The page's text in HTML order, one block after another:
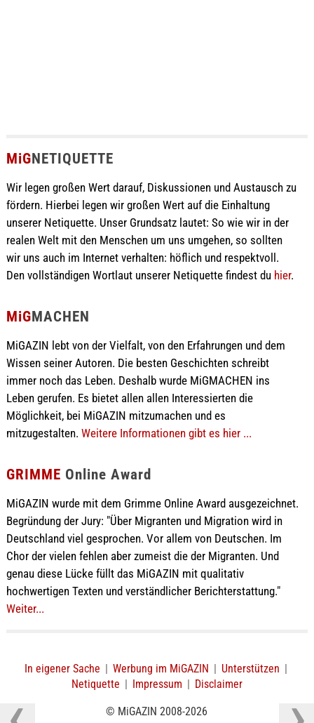
MiGNETIQUETTE
Wir legen großen Wert darauf, Diskussionen und Austausch zu
fördern. Hierbei legen wir großen Wert auf die Einhaltung
unserer Netiquette. Unser Grundsatz lautet: So wie wir in der
realen Welt mit den Menschen um uns umgehen, so sollten
wir uns auch im Internet verhalten: höflich und respektvoll.
Den vollständigen Wortlaut unserer Netiquette findest du hier.
MiGMACHEN
MiGAZIN lebt von der Vielfalt, von den Erfahrungen und dem
Wissen seiner Autoren. Die besten Geschichten schreibt
immer noch das Leben. Deshalb wurde MiGMACHEN ins
Leben gerufen. Es bietet allen allen Interessierten die
Möglichkeit, bei MiGAZIN mitzumachen und es
mitzugestalten. Weitere Informationen gibt es hier ...
GRIMME Online Award
MiGAZIN wurde mit dem Grimme Online Award ausgezeichnet.
Begründung der Jury: "Über Migranten und Migration wird in
Deutschland viel gesprochen. Vor allem von Deutschen. Im
Chor der vielen fehlen aber zumeist die der Migranten. Und
genau diese Lücke füllt das MiGAZIN mit qualitativ
hochwertigen Texten und verständlicher Berichterstattung."
Weiter...
In eigener Sache | Werbung im MiGAZIN | Unterstützen |
Netiquette | Impressum | Disclaimer
© MiGAZIN 2008-2026